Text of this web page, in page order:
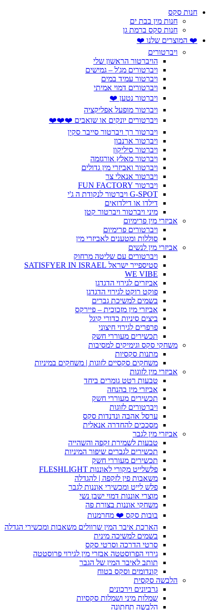
חנות סקס
חנות מין בבת ים
חנות סקס ברמת גן
❤️ המוצרים שלנו ❤️
ויברטורים
הויברטור הראשון שלי
ויברטורים מג'ל – גמישים
ויברטור עמיד במים
ויברטורים דמוי אמיתי
ויברטור נטען ❤️
ויברטור מופעל אפליקציה
ויברטורים יונקים או שואבים ❤️❤️❤️
ויברטור רך ויברטור סייבר סקין
ויברטור ארנבון
ויברטור סיליקון
ויברטור מאלץ אורגזמה
ויברטור ואביזרי מין גדולים
ויברטור אנאלי צר
ויברטור FUN FACTORY
G-SPOT ויברטור לנקודת ה ג'י
דילדו או דילדואים
מיני ויברטור ויברטור קטן
אביזרי מין פרימיום
ויברטורים פרימיום
סוללות ומטענים לאביזרי מין
אביזרי מין לנשים
ויברטורים עם שליטה מרחוק
סטיספייר ישראל SATISFYER IN ISRAEL
WE VIBE
אביזרים לגירוי הדגדגן
פוקט רוקט לגירוי הדגדגן
בשמים למשיכת גברים
אביזרי מין מזכוכית – פיירקס
ביצים סיניות כדורי קיגל
פרפרים לגירוי חיצוני
תכשירים מעוררי חשק
משחקי סקס וגימיקים למסיבות
מתנות סקסיות
משחקים סקסיים לזוגות | משחקים במיניות
אביזרי מין לזוגות
טבעות רטט גומרים ביחד
אביזרי מין בהנחה
תכשירים מעוררי חשק
ויברטורים לזוגות
ערסל אהבה ונדנדות סקס
מסככים להחדרה אנאלית
אביזרי מין לגבר
טבעות לשמירת זקפה והשהייה
תכשירים לגברים שיפור המיניות
תכשירים מעוררי חשק
פלשלייט מקורי לאוננות FLESHLIGHT
משאבות פין לזקפה | להגדלה
פלש לייט ומכשירי אוננות לגבר
מוצרי אוננות דמוי ישבן נשי
משחקי אוננות בצורת פה
בובות סקס ❤️ מחרמנות
הארכת איבר המין שרוולים משאבות ומכשירי הגדלה
בשמים למשיכה מינית
סרטי הדרכה וסרטי סקס
גירוי הפרוסטטה אבזרי מין לגירוי פרוסטטה
תותב לאיבר המין של הגבר
קונדומים וסקס בטוח
הלבשה סקסית
גרביונים וירכונים
שמלות מיני ושמלות סקסיות
הלבשה תחתונה